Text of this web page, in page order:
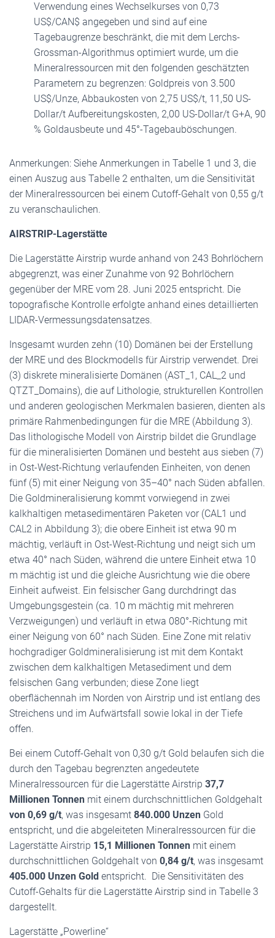
Verwendung eines Wechselkurses von 0,73
US$/CAN$ angegeben und sind auf eine
Tagebaugrenze beschränkt, die mit dem Lerchs-
Grossman-Algorithmus optimiert wurde, um die
Mineralressourcen mit den folgenden geschätzten
Parametern zu begrenzen: Goldpreis von 3.500
US$/Unze, Abbaukosten von 2,75 US$/t, 11,50 US-
Dollar/t Aufbereitungskosten, 2,00 US-Dollar/t G+A, 90
% Goldausbeute und 45°-Tagebauböschungen.
Anmerkungen: Siehe Anmerkungen in Tabelle 1 und 3, die
einen Auszug aus Tabelle 2 enthalten, um die Sensitivität
der Mineralressourcen bei einem Cutoff-Gehalt von 0,55 g/t
zu veranschaulichen.
AIRSTRIP-Lagerstätte
Die Lagerstätte Airstrip wurde anhand von 243 Bohrlöchern
abgegrenzt, was einer Zunahme von 92 Bohrlöchern
gegenüber der MRE vom 28. Juni 2025 entspricht. Die
topografische Kontrolle erfolgte anhand eines detaillierten
LIDAR-Vermessungsdatensatzes.
Insgesamt wurden zehn (10) Domänen bei der Erstellung
der MRE und des Blockmodells für Airstrip verwendet. Drei
(3) diskrete mineralisierte Domänen (AST_1, CAL_2 und
QTZT_Domains), die auf Lithologie, strukturellen Kontrollen
und anderen geologischen Merkmalen basieren, dienten als
primäre Rahmenbedingungen für die MRE (Abbildung 3).
Das lithologische Modell von Airstrip bildet die Grundlage
für die mineralisierten Domänen und besteht aus sieben (7)
in Ost-West-Richtung verlaufenden Einheiten, von denen
fünf (5) mit einer Neigung von 35–40° nach Süden abfallen.
Die Goldmineralisierung kommt vorwiegend in zwei
kalkhaltigen metasedimentären Paketen vor (CAL1 und
CAL2 in Abbildung 3); die obere Einheit ist etwa 90 m
mächtig, verläuft in Ost-West-Richtung und neigt sich um
etwa 40° nach Süden, während die untere Einheit etwa 10
m mächtig ist und die gleiche Ausrichtung wie die obere
Einheit aufweist. Ein felsischer Gang durchdringt das
Umgebungsgestein (ca. 10 m mächtig mit mehreren
Verzweigungen) und verläuft in etwa 080°-Richtung mit
einer Neigung von 60° nach Süden. Eine Zone mit relativ
hochgradiger Goldmineralisierung ist mit dem Kontakt
zwischen dem kalkhaltigen Metasediment und dem
felsischen Gang verbunden; diese Zone liegt
oberflächennah im Norden von Airstrip und ist entlang des
Streichens und im Aufwärtsfall sowie lokal in der Tiefe
offen.
Bei einem Cutoff-Gehalt von 0,30 g/t Gold belaufen sich die
durch den Tagebau begrenzten angedeutete
Mineralressourcen für die Lagerstätte Airstrip 37,7
Millionen Tonnen mit einem durchschnittlichen Goldgehalt
von 0,69 g/t, was insgesamt 840.000 Unzen Gold
entspricht, und die abgeleiteten Mineralressourcen für die
Lagerstätte Airstrip 15,1 Millionen Tonnen mit einem
durchschnittlichen Goldgehalt von 0,84 g/t, was insgesamt
405.000 Unzen Gold entspricht. Die Sensitivitäten des
Cutoff-Gehalts für die Lagerstätte Airstrip sind in Tabelle 3
dargestellt.
Lagerstätte „Powerline“